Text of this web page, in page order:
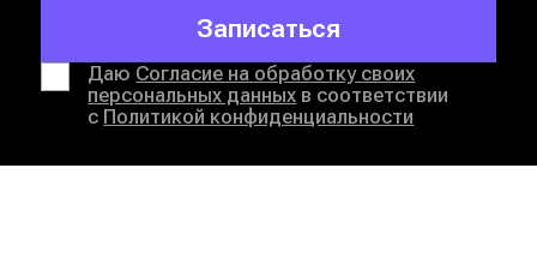
Записаться
Даю Согласие на обработку своих
персональных данных в соответствии
с Политикой конфиденциальности